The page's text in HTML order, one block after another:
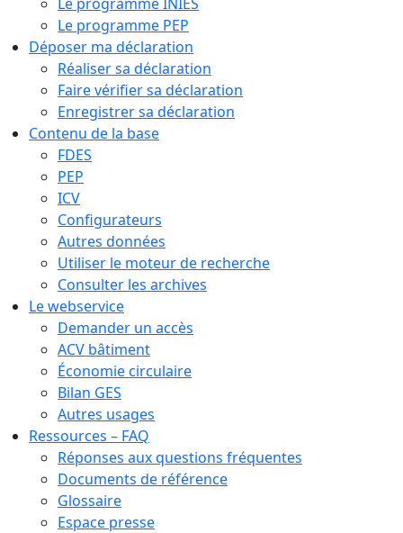
Le programme PEP
Déposer ma déclaration
Réaliser sa déclaration
Faire vérifier sa déclaration
Enregistrer sa déclaration
Contenu de la base
FDES
PEP
ICV
Configurateurs
Autres données
Utiliser le moteur de recherche
Consulter les archives
Le webservice
Demander un accès
ACV bâtiment
Économie circulaire
Bilan GES
Autres usages
Ressources – FAQ
Réponses aux questions fréquentes
Documents de référence
Glossaire
Espace presse